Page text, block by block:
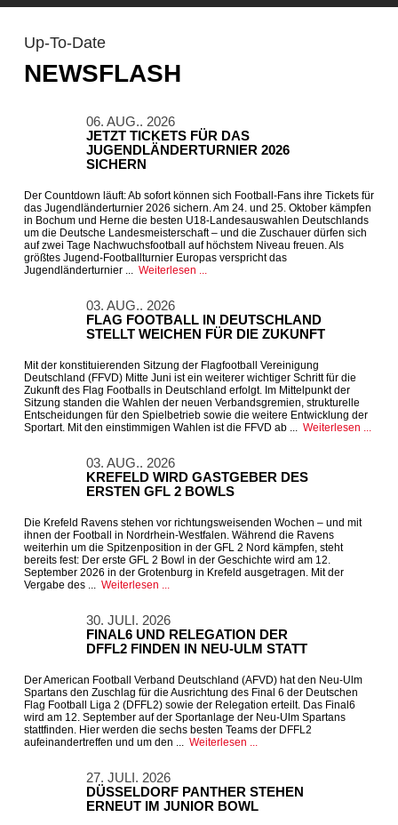
Up-To-Date
NEWSFLASH
06. AUG.. 2026
JETZT TICKETS FÜR DAS
JUGENDLÄNDERTURNIER 2026
SICHERN
Der Countdown läuft: Ab sofort können sich Football-Fans ihre Tickets für
das Jugendländerturnier 2026 sichern. Am 24. und 25. Oktober kämpfen
in Bochum und Herne die besten U18-Landesauswahlen Deutschlands
um die Deutsche Landesmeisterschaft – und die Zuschauer dürfen sich
auf zwei Tage Nachwuchsfootball auf höchstem Niveau freuen. Als
größtes Jugend-Footballturnier Europas verspricht das
Jugendländerturnier ... Weiterlesen ...
03. AUG.. 2026
FLAG FOOTBALL IN DEUTSCHLAND
STELLT WEICHEN FÜR DIE ZUKUNFT
Mit der konstituierenden Sitzung der Flagfootball Vereinigung
Deutschland (FFVD) Mitte Juni ist ein weiterer wichtiger Schritt für die
Zukunft des Flag Footballs in Deutschland erfolgt. Im Mittelpunkt der
Sitzung standen die Wahlen der neuen Verbandsgremien, strukturelle
Entscheidungen für den Spielbetrieb sowie die weitere Entwicklung der
Sportart. Mit den einstimmigen Wahlen ist die FFVD ab ... Weiterlesen ...
03. AUG.. 2026
KREFELD WIRD GASTGEBER DES
ERSTEN GFL 2 BOWLS
Die Krefeld Ravens stehen vor richtungsweisenden Wochen – und mit
ihnen der Football in Nordrhein-Westfalen. Während die Ravens
weiterhin um die Spitzenposition in der GFL 2 Nord kämpfen, steht
bereits fest: Der erste GFL 2 Bowl in der Geschichte wird am 12.
September 2026 in der Grotenburg in Krefeld ausgetragen. Mit der
Vergabe des ... Weiterlesen ...
30. JULI. 2026
FINAL6 UND RELEGATION DER
DFFL2 FINDEN IN NEU-ULM STATT
Der American Football Verband Deutschland (AFVD) hat den Neu-Ulm
Spartans den Zuschlag für die Ausrichtung des Final 6 der Deutschen
Flag Football Liga 2 (DFFL2) sowie der Relegation erteilt. Das Final6
wird am 12. September auf der Sportanlage der Neu-Ulm Spartans
stattfinden. Hier werden die sechs besten Teams der DFFL2
aufeinandertreffen und um den ... Weiterlesen ...
27. JULI. 2026
DÜSSELDORF PANTHER STEHEN
ERNEUT IM JUNIOR BOWL